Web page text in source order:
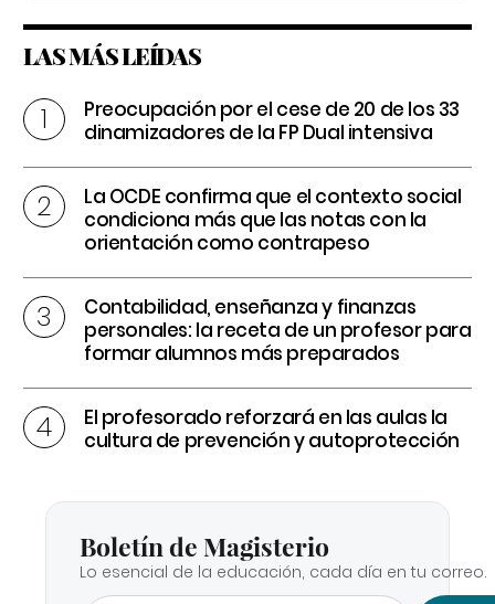
LAS MÁS LEÍDAS
Preocupación por el cese de 20 de los 33
dinamizadores de la FP Dual intensiva
La OCDE confirma que el contexto social
condiciona más que las notas con la
orientación como contrapeso
Contabilidad, enseñanza y finanzas
personales: la receta de un profesor para
formar alumnos más preparados
El profesorado reforzará en las aulas la
cultura de prevención y autoprotección
Boletín de Magisterio
Lo esencial de la educación, cada día en tu correo.